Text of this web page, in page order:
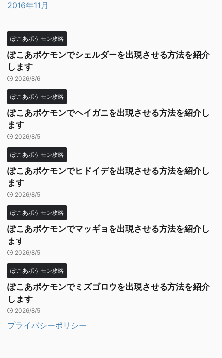
2016年11月
ぽこあポケモン攻略
ぽこあポケモンでシェルダーを出現させる方法を紹介
します
2026/8/6
ぽこあポケモン攻略
ぽこあポケモンでヘイガニを出現させる方法を紹介し
ます
2026/8/5
ぽこあポケモン攻略
ぽこあポケモンでヒドイデを出現させる方法を紹介し
ます
2026/8/5
ぽこあポケモン攻略
ぽこあポケモンでマッギョを出現させる方法を紹介し
ます
2026/8/5
ぽこあポケモン攻略
ぽこあポケモンでミズゴロウを出現させる方法を紹介
します
2026/8/5
プライバシーポリシー